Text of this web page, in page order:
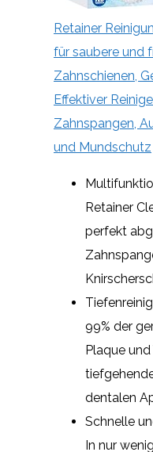
Retainer
für saubere und
Zahnschienen,
Effektiver
Zahnspangen,
und Mundschutz
Retainer
perfekt
99% der
Plaque
dentalen
Schnelle
In nur